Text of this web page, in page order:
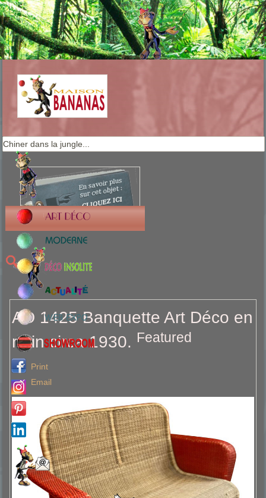
AD 1425 Banquette Art Déco en
rotin circa 1930. Featured
Print
Email